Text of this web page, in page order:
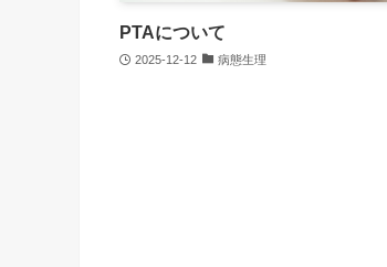
PTAについて
2025-12-12 病態生理